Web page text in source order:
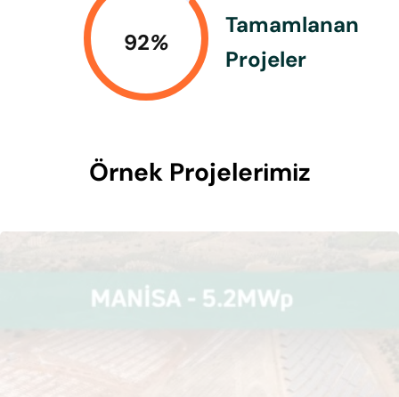
92%
Tamamlanan
Projeler
Örnek Projelerimiz